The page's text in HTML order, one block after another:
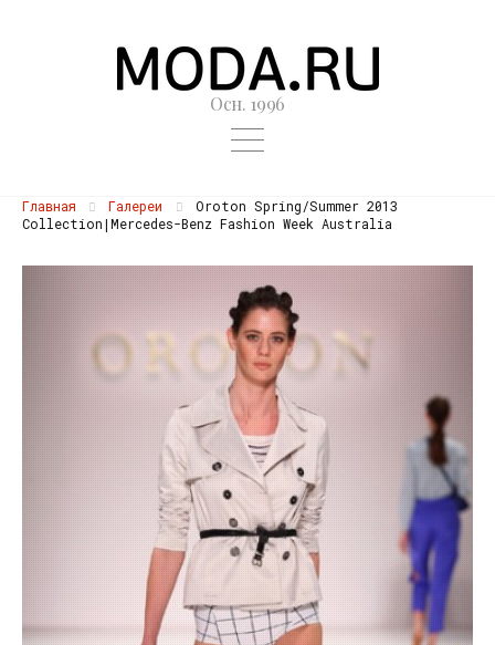
Осн. 1996
Главная Галереи
Oroton Spring/Summer 2013
Collection|Mercedes-Benz Fashion Week Australia